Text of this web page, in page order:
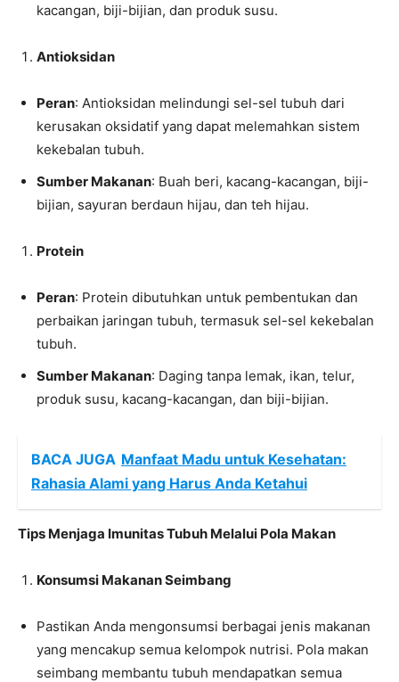
kacangan, biji-bijian, dan produk susu.
Antioksidan
Peran: Antioksidan melindungi sel-sel tubuh dari
kerusakan oksidatif yang dapat melemahkan sistem
kekebalan tubuh.
Sumber Makanan: Buah beri, kacang-kacangan, biji-
bijian, sayuran berdaun hijau, dan teh hijau.
Protein
Peran: Protein dibutuhkan untuk pembentukan dan
perbaikan jaringan tubuh, termasuk sel-sel kekebalan
tubuh.
Sumber Makanan: Daging tanpa lemak, ikan, telur,
produk susu, kacang-kacangan, dan biji-bijian.
BACA JUGA Manfaat Madu untuk Kesehatan:
Rahasia Alami yang Harus Anda Ketahui
Tips Menjaga Imunitas Tubuh Melalui Pola Makan
Konsumsi Makanan Seimbang
Pastikan Anda mengonsumsi berbagai jenis makanan
yang mencakup semua kelompok nutrisi. Pola makan
seimbang membantu tubuh mendapatkan semua